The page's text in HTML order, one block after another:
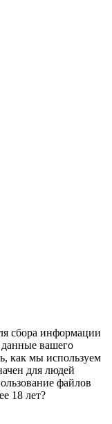
сбора информации
данные вашего
как мы используем
для людей
файлов
18 лет?